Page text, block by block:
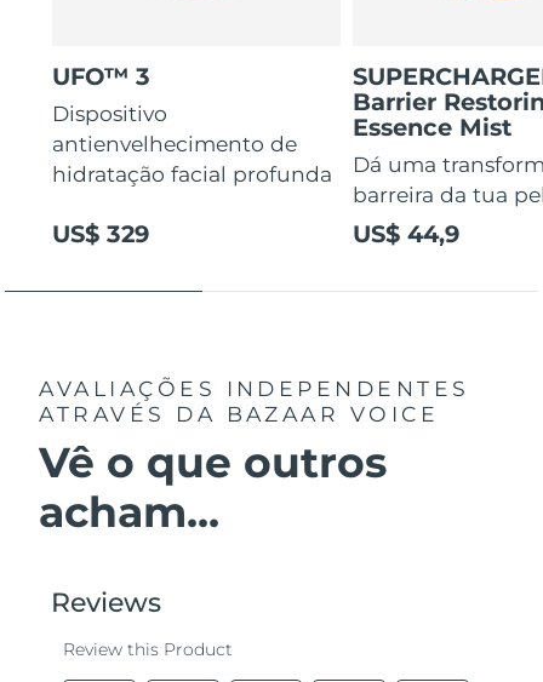
UFO™ 3
Dispositivo
antienvelhecimento de
hidratação facial profunda
US$ 329
Barrier
Essence Mist
Dá uma
barreira da tua
US$ 44,9
AVALIAÇÕES INDEPENDENTES
ATRAVÉS DA BAZAAR VOICE
Vê o que outros
acham...